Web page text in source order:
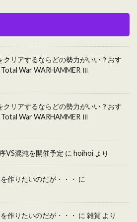
クリアするならどの勢力がいい？おす
War WARHAMMER Ⅲ
クリアするならどの勢力がいい？おす
War WARHAMMER Ⅲ
VS混沌を開催予定 に hoihoi より
作りたいのだが・・・ に
作りたいのだが・・・ に 雑賀 より